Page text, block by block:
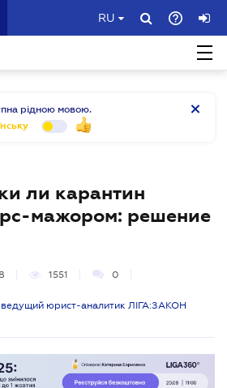
RU
рідною мовою.
ли карантин
мажором: решение
1551 0
юрист-аналитик ЛІГА:ЗАКОН